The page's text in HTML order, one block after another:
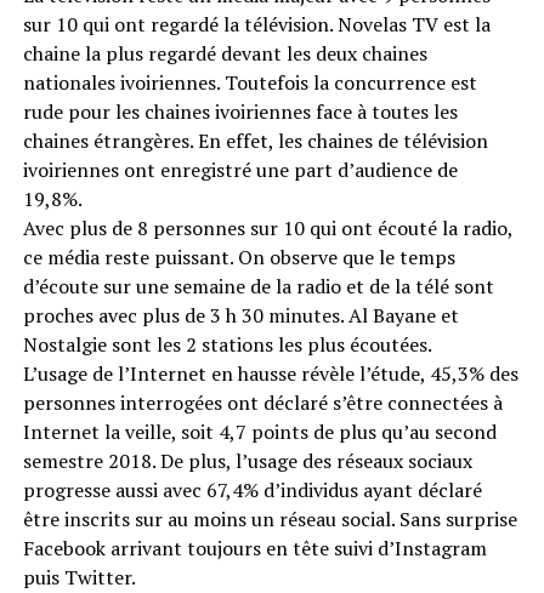
sur 10 qui ont regardé la télévision. Novelas TV est la
chaine la plus regardé devant les deux chaines
nationales ivoiriennes. Toutefois la concurrence est
rude pour les chaines ivoiriennes face à toutes les
chaines étrangères. En effet, les chaines de télévision
ivoiriennes ont enregistré une part d’audience de
19,8%.
Avec plus de 8 personnes sur 10 qui ont écouté la radio,
ce média reste puissant. On observe que le temps
d’écoute sur une semaine de la radio et de la télé sont
proches avec plus de 3 h 30 minutes. Al Bayane et
Nostalgie sont les 2 stations les plus écoutées.
L’usage de l’Internet en hausse révèle l’étude, 45,3% des
personnes interrogées ont déclaré s’être connectées à
Internet la veille, soit 4,7 points de plus qu’au second
semestre 2018. De plus, l’usage des réseaux sociaux
progresse aussi avec 67,4% d’individus ayant déclaré
être inscrits sur au moins un réseau social. Sans surprise
Facebook arrivant toujours en tête suivi d’Instagram
puis Twitter.